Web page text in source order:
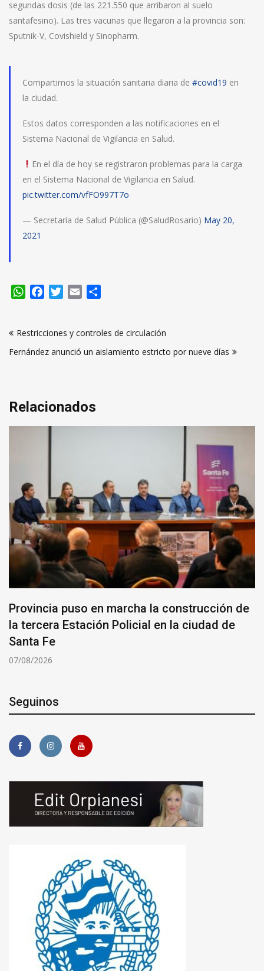
segundas dosis (de las 221.550 que arribaron al suelo
santafesino). Las tres vacunas que llegaron a la provincia son:
Sputnik-V, Covishield y Sinopharm.
Compartimos la situación sanitaria diaria de #covid19 en
la ciudad.
Estos datos corresponden a las notificaciones en el
Sistema Nacional de Vigilancia en Salud.
En el día de hoy se registraron problemas para la carga
en el Sistema Nacional de Vigilancia en Salud.
pic.twitter.com/vfFO997T7o
— Secretaría de Salud Pública (@SaludRosario) May 20,
2021
WhatsApp
FacebookTwitter
Email
de
entradas
Restricciones y controles de circulación
Fernández anunció un aislamiento estricto por nueve días
Relacionados
Provincia puso en marcha la construcción de
la tercera Estación Policial en la ciudad de
Santa Fe
07/08/2026
Seguinos